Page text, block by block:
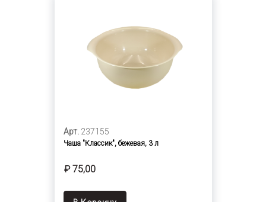
Арт. 237155
Чаша "Классик", бежевая, 3 л
₽ 75,00